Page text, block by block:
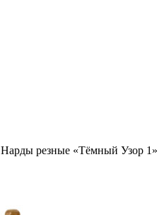
Нарды резные «Тёмный Узор 1»